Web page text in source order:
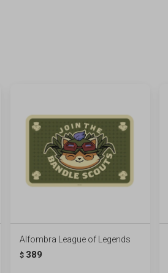
Alfombra League of Legends
$ 389